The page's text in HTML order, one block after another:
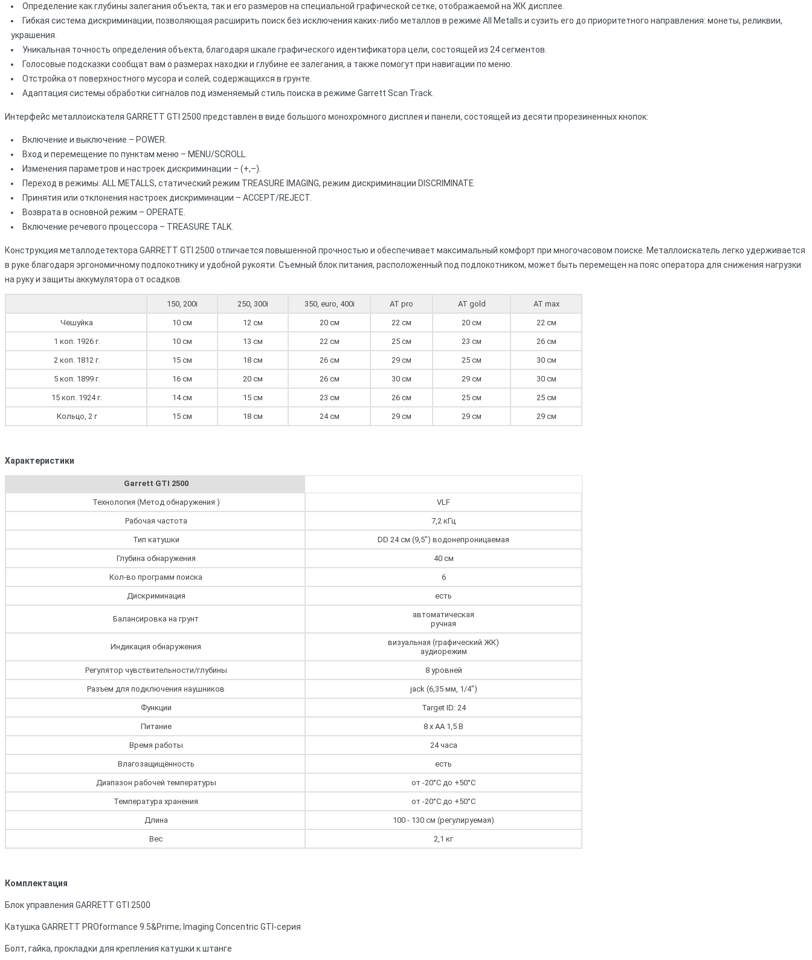
Определение как глубины залегания объекта, так и его размеров на специальной графической сетке, отображаемой на ЖК дисплее.
Гибкая система дискриминации, позволяющая расширить поиск без исключения каких-либо металлов в режиме All Metalls и сузить его до приоритетного направления: монеты, реликвии,
украшения.
Уникальная точность определения объекта, благодаря шкале графического идентификатора цели, состоящей из 24 сегментов.
Голосовые подсказки сообщат вам о размерах находки и глубине ее залегания, а также помогут при навигации по меню.
Отстройка от поверхностного мусора и солей, содержащихся в грунте.
Адаптация системы обработки сигналов под изменяемый стиль поиска в режиме Garrett Scan Track.
Интерфейс металлоискателя GARRETT GTI 2500 представлен в виде большого монохромного дисплея и панели, состоящей из десяти прорезиненных кнопок:
Включение и выключение – POWER.
Вход и перемещение по пунктам меню – MENU/SCROLL.
Изменения параметров и настроек дискриминации – (+,–).
Переход в режимы: ALL METALLS, статический режим TREASURE IMAGING, режим дискриминации DISCRIMINATE.
Принятия или отклонения настроек дискриминации – ACCEPT/REJECT.
Возврата в основной режим – OPERATE.
Включение речевого процессора – TREASURE TALK.
Конструкция металлодетектора GARRETT GTI 2500 отличается повышенной прочностью и обеспечивает максимальный комфорт при многочасовом поиске. Металлоискатель легко удерживается
в руке благодаря эргономичному подлокотнику и удобной рукояти. Съемный блок питания, расположенный под подлокотником, может быть перемещен на пояс оператора для снижения нагрузки
на руку и защиты аккумулятора от осадков.
150, 200i 250, 300i 350, euro, 400i AT pro AT gold AT max
Чешуйка 10 см 12 см 20 см 22 см 20 см 22 см
1 коп. 1926 г. 10 см 13 см 22 см 25 см 23 см 26 см
2 коп. 1812 г. 15 см 18 см 26 см 29 см 25 см 30 см
5 коп. 1899 г. 16 см 20 см 26 см 30 см 29 см 30 см
15 коп. 1924 г. 14 см 15 см 23 см 26 см 25 см 25 см
Кольцо, 2 г 15 см 18 см 24 см 29 см 29 см 29 см
Характеристики
Garrett GTI 2500
Технология (Метод обнаружения ) VLF
Рабочая частота 7,2 кГц
Тип катушки DD 24 см (9,5") водонепроницаемая
Глубина обнаружения 40 см
Кол-во программ поиска 6
Дискриминация есть
Балансировка на грунт
автоматическая
ручная
Индикация обнаружения
визуальная (графический ЖК)
аудиорежим
Регулятор чувствительности/глубины 8 уровней
Разъем для подключения наушников jack (6,35 мм, 1/4”)
Функции Target ID: 24
Питание 8 x AA 1,5 В
Время работы 24 часа
Влагозащищённость есть
Диапазон рабочей температуры от -20°С до +50°С
Температура хранения от -20°С до +50°С
Длина 100 - 130 см (регулируемая)
Вес 2,1 кг
Комплектация
Блок управления GARRETT GTI 2500
Катушка GARRETT PROformance 9.5&Prime; Imaging Concentric GTI-серия
Болт, гайка, прокладки для крепления катушки к штанге